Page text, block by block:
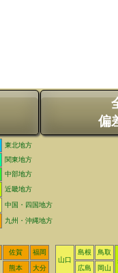
偏
東北地方
関東地方
中部地方
近畿地方
中国・四国地方
九州・沖縄地方
佐賀
福岡
山口
島根
鳥取
熊本
大分 広島 岡山